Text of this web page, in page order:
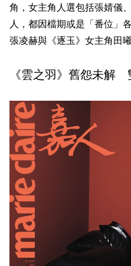
角，女主角人選包括張婧儀
人，都因檔期或是「番位」
張凌赫與《逐玉》女主角田曦
《雲之羽》舊怨未解